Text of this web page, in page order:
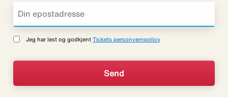
Jeg har lest og godkjent Tickets personvernpolicy